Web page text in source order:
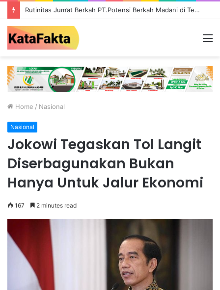
Rutinitas Jum’at Berkah PT.Potensi Berkah Madani di Tebo, Salurkan Bantuan ke Masyarakat
Home / Nasional
Nasional
Jokowi Tegaskan Tol Langit
Diserbagunakan Bukan
Hanya Untuk Jalur Ekonomi
167 2 minutes read